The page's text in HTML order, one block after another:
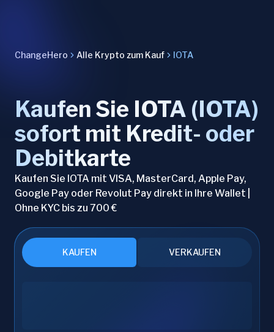
ChangeHero Alle Krypto zum Kauf IOTA
Kaufen Sie IOTA (IOTA)
sofort mit Kredit- oder
Debitkarte
Kaufen Sie IOTA mit VISA, MasterCard, Apple Pay,
Google Pay oder Revolut Pay direkt in Ihre Wallet |
Ohne KYC bis zu 700 €
KAUFEN VERKAUFEN